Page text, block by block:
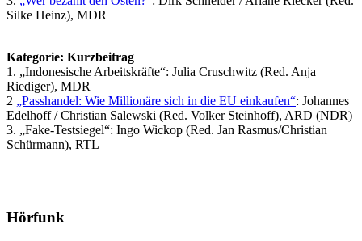
Silke Heinz), MDR
Kategorie: Kurzbeitrag
1. „Indonesische Arbeitskräfte“: Julia Cruschwitz (Red. Anja
Riediger), MDR
2 „Passhandel: Wie Millionäre sich in die EU einkaufen“: Johannes
Edelhoff / Christian Salewski (Red. Volker Steinhoff), ARD (NDR)
3. „Fake-Testsiegel“: Ingo Wickop (Red. Jan Rasmus/Christian
Schürmann), RTL
Hörfunk